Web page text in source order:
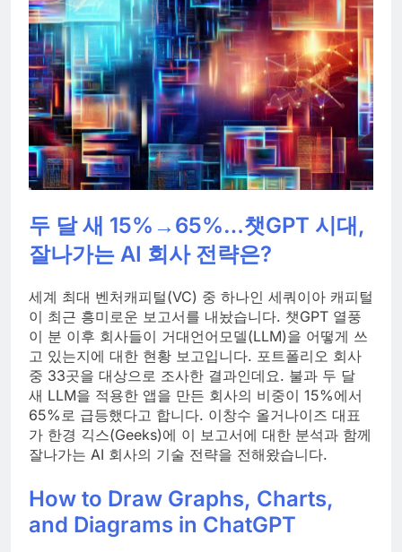
두 달 새 15%→65%…챗GPT 시대,
잘나가는 AI 회사 전략은?
세계 최대 벤처캐피털(VC) 중 하나인 세쿼이아 캐피털
이 최근 흥미로운 보고서를 내놨습니다. 챗GPT 열풍
이 분 이후 회사들이 거대언어모델(LLM)을 어떻게 쓰
고 있는지에 대한 현황 보고입니다. 포트폴리오 회사
중 33곳을 대상으로 조사한 결과인데요. 불과 두 달
새 LLM을 적용한 앱을 만든 회사의 비중이 15%에서
65%로 급등했다고 합니다. 이창수 올거나이즈 대표
가 한경 긱스(Geeks)에 이 보고서에 대한 분석과 함께
잘나가는 AI 회사의 기술 전략을 전해왔습니다.
How to Draw Graphs, Charts,
and Diagrams in ChatGPT